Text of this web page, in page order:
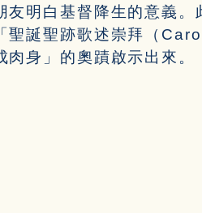
友明白基督降生的意義
「聖誕聖跡歌述崇拜（
肉身」的奧蹟啟示出來。